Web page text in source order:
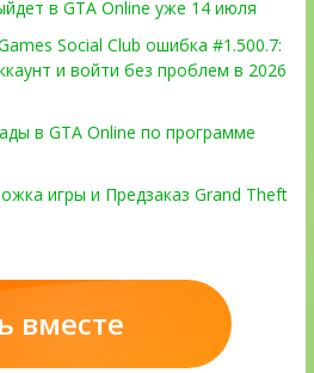
в GTA Online уже 14 июля
Social Club ошибка #1.500.7:
и войти без проблем в 2026
в GTA Online по программе
игры и Предзаказ Grand Theft
вместе